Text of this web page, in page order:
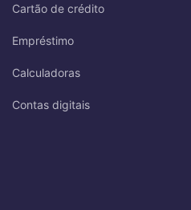
Cartão de crédito
Empréstimo
Calculadoras
Contas digitais